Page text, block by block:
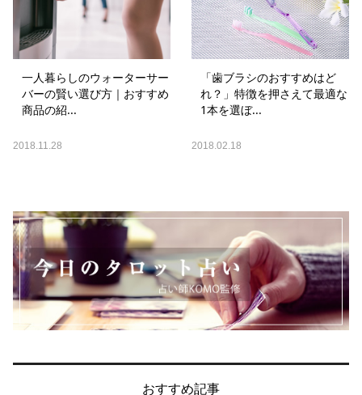
一人暮らしのウォーターサー
バーの賢い選び方｜おすすめ
商品の紹...
2018.11.28
「歯ブラシのおすすめはど
れ？」特徴を押さえて最適な
1本を選ぼ...
2018.02.18
おすすめ記事